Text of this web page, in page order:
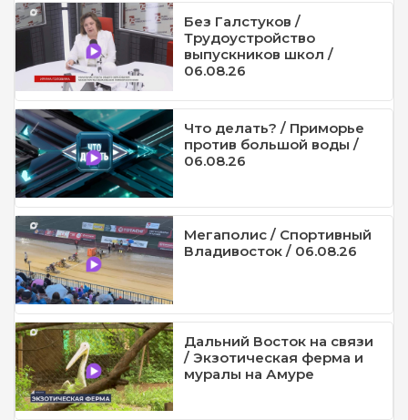
Без Галстуков /
Трудоустройство
выпускников школ /
06.08.26
Что делать? / Приморье
против большой воды /
06.08.26
Мегаполис / Спортивный
Владивосток / 06.08.26
Дальний Восток на связи
/ Экзотическая ферма и
муралы на Амуре